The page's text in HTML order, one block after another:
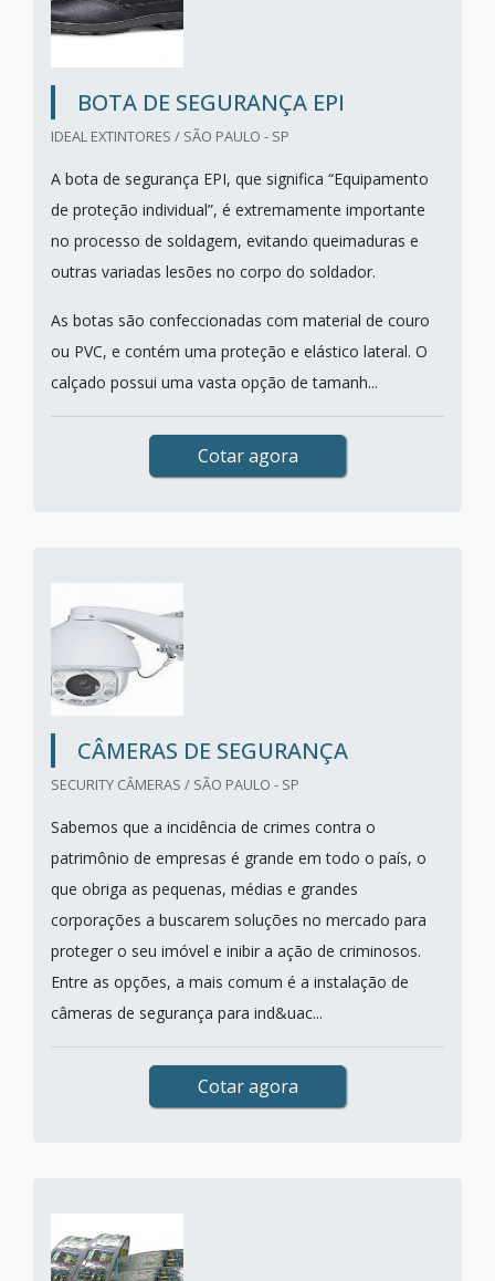
BOTA DE SEGURANÇA EPI
IDEAL EXTINTORES / SÃO PAULO - SP
A bota de segurança EPI, que significa “Equipamento
de proteção individual”, é extremamente importante
no processo de soldagem, evitando queimaduras e
outras variadas lesões no corpo do soldador.
As botas são confeccionadas com material de couro
ou PVC, e contém uma proteção e elástico lateral. O
calçado possui uma vasta opção de tamanh...
Cotar agora
CÂMERAS DE SEGURANÇA
SECURITY CÂMERAS / SÃO PAULO - SP
Sabemos que a incidência de crimes contra o
patrimônio de empresas é grande em todo o país, o
que obriga as pequenas, médias e grandes
corporações a buscarem soluções no mercado para
proteger o seu imóvel e inibir a ação de criminosos.
Entre as opções, a mais comum é a instalação de
câmeras de segurança para ind&uac...
Cotar agora